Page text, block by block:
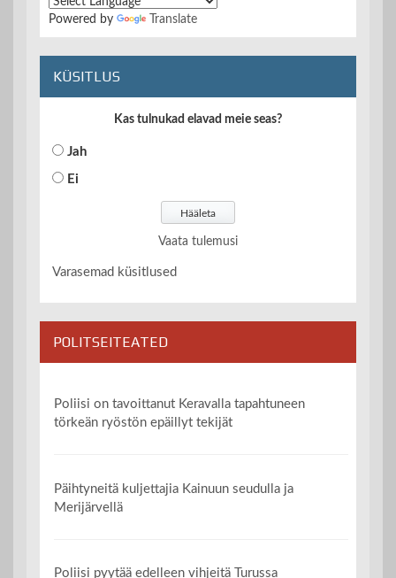
Powered by Translate
KÜSITLUS
Kas tulnukad elavad meie seas?
Jah
Ei
Vaata tulemusi
Varasemad küsitlused
POLITSEITEATED
Poliisi on tavoittanut Keravalla tapahtuneen
törkeän ryöstön epäillyt tekijät
Päihtyneitä kuljettajia Kainuun seudulla ja
Merijärvellä
Poliisi pyytää edelleen vihjeitä Turussa